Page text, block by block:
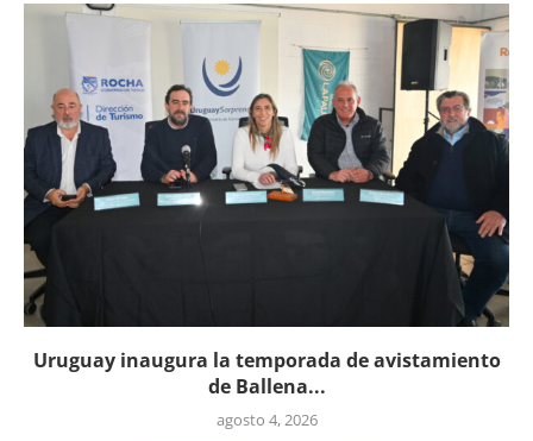
Uruguay inaugura la temporada de avistamiento
de Ballena...
agosto 4, 2026